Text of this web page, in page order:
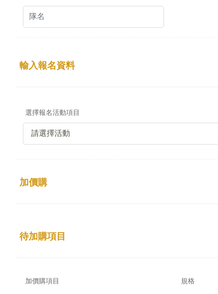
輸入報名資料
選擇報名活動項目
加價購
待加購項目
加價購項目 規格